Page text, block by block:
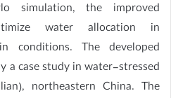
simulation, the improved
water allocation in
conditions. The developed
a case study in water-stressed
northeastern China. The